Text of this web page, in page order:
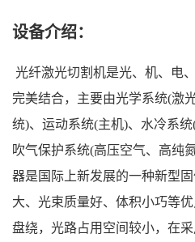
设备介绍：
光纤激光切割机是光、机、电
完美结合，主要由光学系统(激
统)、运动系统(主机)、水冷系
吹气保护系统(高压空气、高纯
器是国际上新发展的一种新型
大、光束质量好、体积小巧等
盘绕，光路占用空间较小，在